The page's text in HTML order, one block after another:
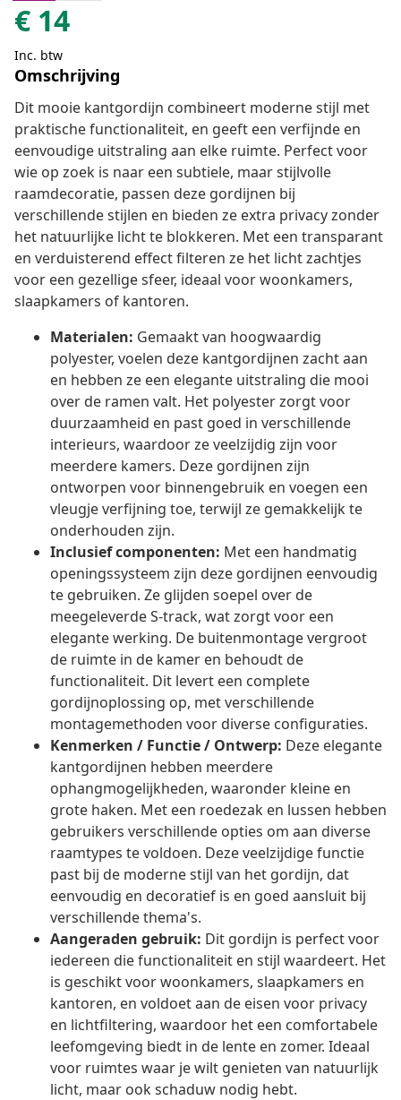
€ 14
Inc. btw
Omschrijving
Dit mooie kantgordijn combineert moderne stijl met
praktische functionaliteit, en geeft een verfijnde en
eenvoudige uitstraling aan elke ruimte. Perfect voor
wie op zoek is naar een subtiele, maar stijlvolle
raamdecoratie, passen deze gordijnen bij
verschillende stijlen en bieden ze extra privacy zonder
het natuurlijke licht te blokkeren. Met een transparant
en verduisterend effect filteren ze het licht zachtjes
voor een gezellige sfeer, ideaal voor woonkamers,
slaapkamers of kantoren.
Materialen: Gemaakt van hoogwaardig
polyester, voelen deze kantgordijnen zacht aan
en hebben ze een elegante uitstraling die mooi
over de ramen valt. Het polyester zorgt voor
duurzaamheid en past goed in verschillende
interieurs, waardoor ze veelzijdig zijn voor
meerdere kamers. Deze gordijnen zijn
ontworpen voor binnengebruik en voegen een
vleugje verfijning toe, terwijl ze gemakkelijk te
onderhouden zijn.
Inclusief componenten: Met een handmatig
openingssysteem zijn deze gordijnen eenvoudig
te gebruiken. Ze glijden soepel over de
meegeleverde S-track, wat zorgt voor een
elegante werking. De buitenmontage vergroot
de ruimte in de kamer en behoudt de
functionaliteit. Dit levert een complete
gordijnoplossing op, met verschillende
montagemethoden voor diverse configuraties.
Kenmerken / Functie / Ontwerp: Deze elegante
kantgordijnen hebben meerdere
ophangmogelijkheden, waaronder kleine en
grote haken. Met een roedezak en lussen hebben
gebruikers verschillende opties om aan diverse
raamtypes te voldoen. Deze veelzijdige functie
past bij de moderne stijl van het gordijn, dat
eenvoudig en decoratief is en goed aansluit bij
verschillende thema's.
Aangeraden gebruik: Dit gordijn is perfect voor
iedereen die functionaliteit en stijl waardeert. Het
is geschikt voor woonkamers, slaapkamers en
kantoren, en voldoet aan de eisen voor privacy
en lichtfiltering, waardoor het een comfortabele
leefomgeving biedt in de lente en zomer. Ideaal
voor ruimtes waar je wilt genieten van natuurlijk
licht, maar ook schaduw nodig hebt.